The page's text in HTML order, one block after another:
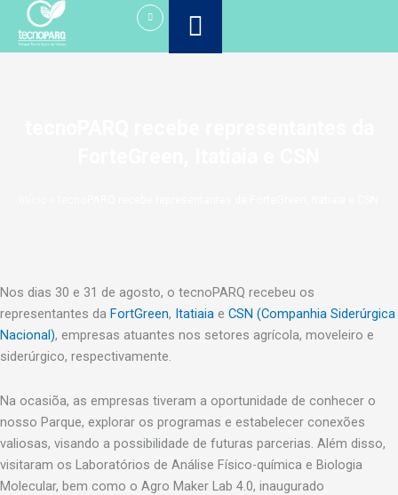
para
o
Nos dias 30 e 31 de agosto, o tecnoPARQ recebeu os
representantes da FortGreen, Itatiaia e CSN (Companhia Siderúrgica
Nacional), empresas atuantes nos setores agrícola, moveleiro e
siderúrgico, respectivamente.
Na ocasiõa, as empresas tiveram a oportunidade de conhecer o
nosso Parque, explorar os programas e estabelecer conexões
valiosas, visando a possibilidade de futuras parcerias. Além disso,
visitaram os Laboratórios de Análise Físico-química e Biologia
Molecular, bem como o Agro Maker Lab 4.0, inaugurado